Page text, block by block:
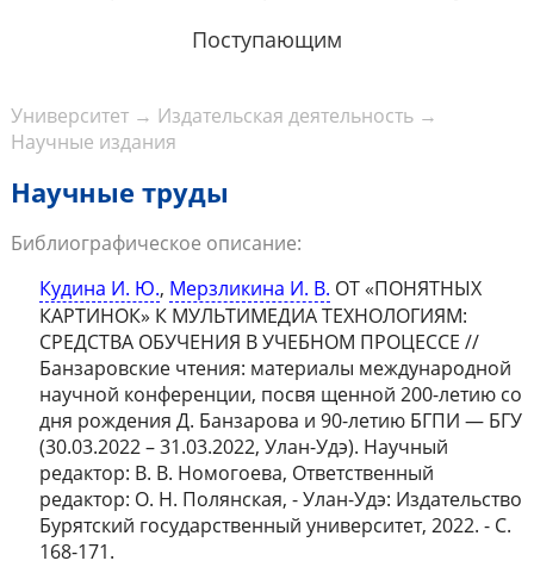
Поступающим
Университет→ Издательская деятельность→
Научные издания
Научные труды
Библиографическое описание:
Кудина И. Ю., Мерзликина И. В. ОТ «ПОНЯТНЫХ
КАРТИНОК» К МУЛЬТИМЕДИА ТЕХНОЛОГИЯМ:
СРЕДСТВА ОБУЧЕНИЯ В УЧЕБНОМ ПРОЦЕССЕ //
Банзаровские чтения: материалы международной
научной конференции, посвя щенной 200-летию со
дня рождения Д. Банзарова и 90-летию БГПИ — БГУ
(30.03.2022 – 31.03.2022, Улан-Удэ). Научный
редактор: В. В. Номогоева, Ответственный
редактор: О. Н. Полянская, - Улан-Удэ: Издательство
Бурятский государственный университет, 2022. - С.
168-171.